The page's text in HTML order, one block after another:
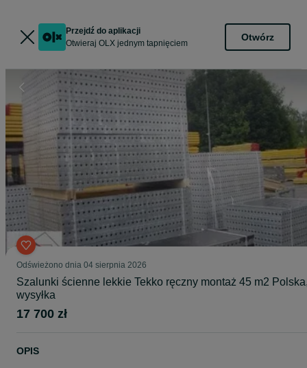
Przejdź do aplikacji
Otwieraj OLX jednym tapnięciem
Otwórz
Odświeżono dnia 04 sierpnia 2026
Szalunki ścienne lekkie Tekko ręczny montaż 45 m2
wysyłka
17 700 zł
OPIS